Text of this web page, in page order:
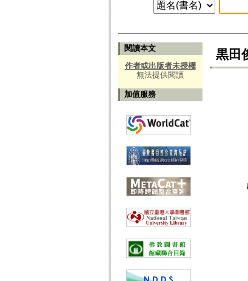
閱讀本文
作者或出版者未授權
無法提供閱讀
加值服務
黒田